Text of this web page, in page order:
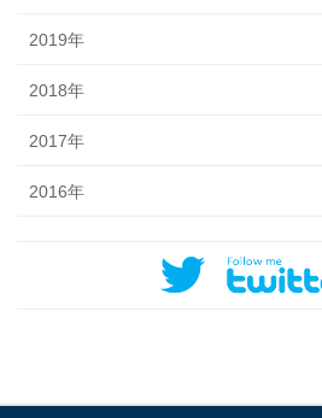
2019年
2018年
2017年
2016年